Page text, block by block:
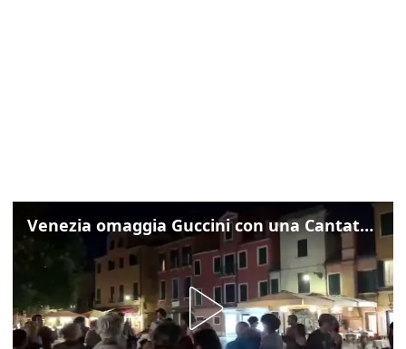
Venezia omaggia Guccini con una Cantata Anarchica in campo Santa Margherita